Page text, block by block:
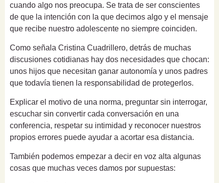
cuando algo nos preocupa. Se trata de ser conscientes
de que la intención con la que decimos algo y el mensaje
que recibe nuestro adolescente no siempre coinciden.
Como señala Cristina Cuadrillero, detrás de muchas
discusiones cotidianas hay dos necesidades que chocan:
unos hijos que necesitan ganar autonomía y unos padres
que todavía tienen la responsabilidad de protegerlos.
Explicar el motivo de una norma, preguntar sin interrogar,
escuchar sin convertir cada conversación en una
conferencia, respetar su intimidad y reconocer nuestros
propios errores puede ayudar a acortar esa distancia.
También podemos empezar a decir en voz alta algunas
cosas que muchas veces damos por supuestas: